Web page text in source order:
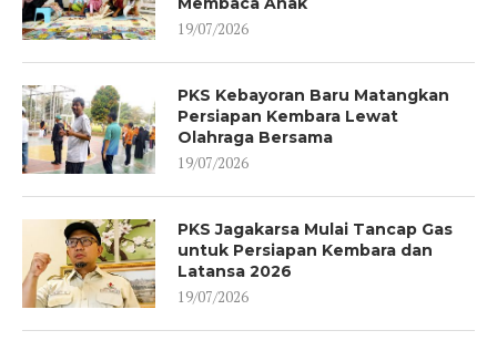
19/07/2026
PKS Kebayoran Baru Matangkan
Persiapan Kembara Lewat
Olahraga Bersama
19/07/2026
PKS Jagakarsa Mulai Tancap Gas
untuk Persiapan Kembara dan
Latansa 2026
19/07/2026